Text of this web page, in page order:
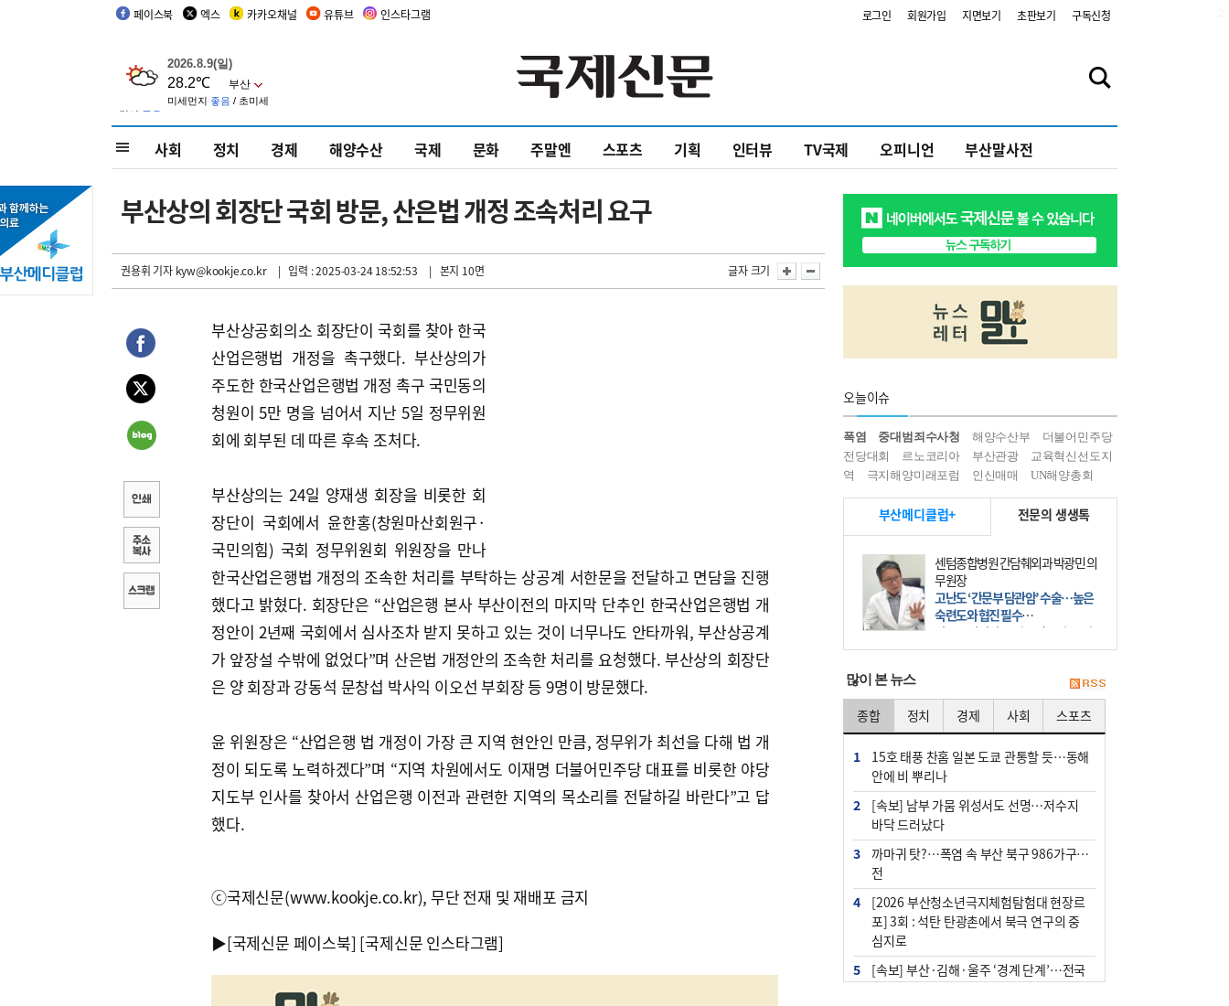
페이스북 엑스 카카오채널 유튜브 인스타그램 로그인 회원가입 지면보기 초판보기 구독신청
사회 정치 경제 해양수산 국제 문화 주말엔 스포츠 기획 인터뷰 TV국제 오피니언 부산말사전
부산상의 회장단 국회 방문, 산은법 개정 조속처리 요구
권용휘 기자kyw@kookje.co.kr | 입력 : 2025-03-24 18:52:53 | 본지 10면 글자 크기
부산상공회의소 회장단이 국회를 찾아 한국
산업은행법 개정을 촉구했다. 부산상의가
주도한 한국산업은행법 개정 촉구 국민동의
청원이 5만 명을 넘어서 지난 5일 정무위원
회에 회부된 데 따른 후속 조처다.
부산상의는 24일 양재생 회장을 비롯한 회
장단이 국회에서 윤한홍(창원마산회원구·
국민의힘) 국회 정무위원회 위원장을 만나
한국산업은행법 개정의 조속한 처리를 부탁하는 상공계 서한문을 전달하고 면담을 진행
했다고 밝혔다. 회장단은 “산업은행 본사 부산이전의 마지막 단추인 한국산업은행법 개
정안이 2년째 국회에서 심사조차 받지 못하고 있는 것이 너무나도 안타까워, 부산상공계
가 앞장설 수밖에 없었다”며 산은법 개정안의 조속한 처리를 요청했다. 부산상의 회장단
은 양 회장과 강동석 문창섭 박사익 이오선 부회장 등 9명이 방문했다.
윤 위원장은 “산업은행 법 개정이 가장 큰 지역 현안인 만큼, 정무위가 최선을 다해 법 개
정이 되도록 노력하겠다”며 “지역 차원에서도 이재명 더불어민주당 대표를 비롯한 야당
지도부 인사를 찾아서 산업은행 이전과 관련한 지역의 목소리를 전달하길 바란다”고 답
했다.
ⓒ국제신문(www.kookje.co.kr), 무단 전재 및 재배포 금지
▶[국제신문 페이스북] [국제신문 인스타그램]
오늘이슈
폭염 중대범죄수사청 해양수산부
더불어민주당
전당대회
르노코리아 부산관광
교육혁신선도지
역
극지해양미래포럼 인신매매 UN해양총회
부산메디클럽+ 전문의 생생톡
센텀종합병원 간담췌외과 박광민 의
무원장
고난도 ‘간문부 담관암’ 수술…높은
숙련도와 협진 필수
간문부 담관암(클라츠킨 종양)은 좌
우 간에서 나오는, 담관(담즙 배출 경
部)’에 생기는 악성 종양이다. 간동맥
문맥 림프절 담
많이 본 뉴스
종합 정치 경제 사회 스포츠
1
15호 태풍 찬홈 일본 도쿄 관통할 듯…동해
안에 비 뿌리나
2
[속보] 남부 가뭄 위성서도 선명…저수지
바닥 드러났다
3
까마귀 탓?…폭염 속 부산 북구 986가구 정
전
4
[2026 부산청소년극지체험탐험대 현장르
포] 3회 : 석탄 탄광촌에서 북극 연구의 중
심지로
5
[속보] 부산·김해·울주 ‘경계 단계’…전국